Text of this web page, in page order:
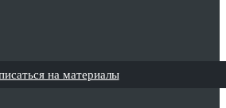
на материалы